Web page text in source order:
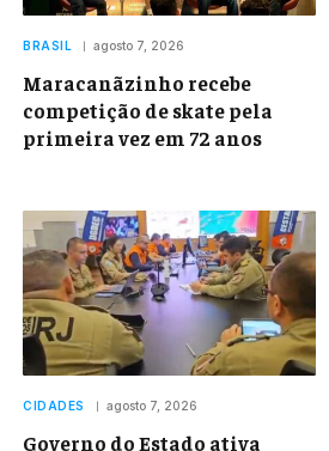
BRASIL agosto 7, 2026
Maracanãzinho recebe
competição de skate pela
primeira vez em 72 anos
CIDADES agosto 7, 2026
Governo do Estado ativa